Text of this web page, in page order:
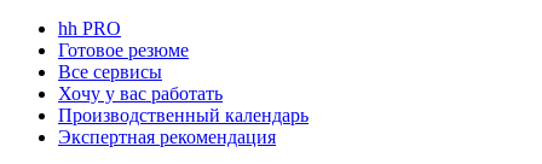
hh PRO
Готовое резюме
Все сервисы
Хочу у вас работать
Производственный календарь
Экспертная рекомендация